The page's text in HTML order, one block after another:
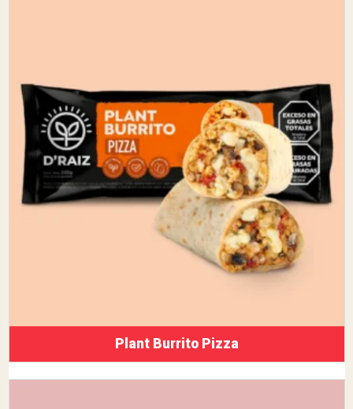
Plant Burrito Pizza